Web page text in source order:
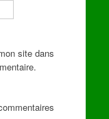
site dans